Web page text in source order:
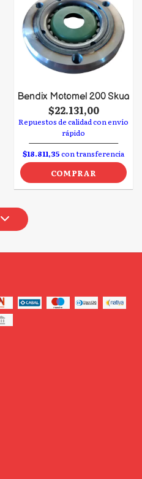
Bendix Motomel 200 Skua
$22.131,00
Repuestos de calidad con envío
rápido
$18.811,35con transferencia
COMPRAR